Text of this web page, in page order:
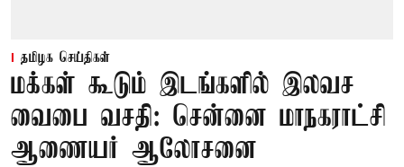
தமிழக செய்திகள்
மக்கள் கூடும் இடங்களில் இலவச
வைபை வசதி: சென்னை மாநகராட்சி
ஆணையர் ஆலோசனை